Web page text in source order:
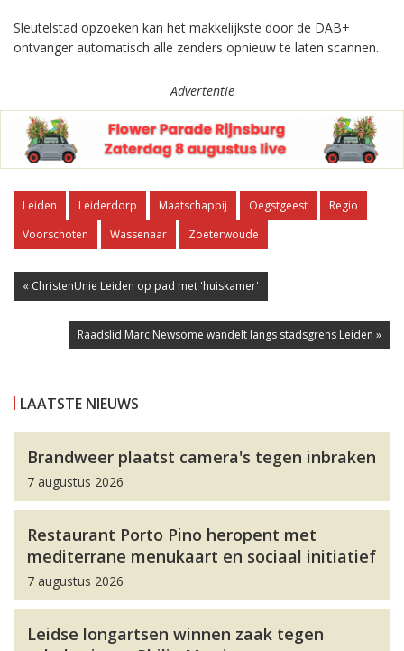
Sleutelstad opzoeken kan het makkelijkste door de DAB+
ontvanger automatisch alle zenders opnieuw te laten scannen.
Advertentie
Leiden Leiderdorp Maatschappij Oegstgeest
Regio
Voorschoten
Wassenaar Zoeterwoude
« ChristenUnie Leiden op pad met 'huiskamer'
Raadslid Marc Newsome wandelt langs stadsgrens Leiden »
LAATSTE NIEUWS
Brandweer plaatst camera's tegen inbraken
7 augustus 2026
Restaurant Porto Pino heropent met
mediterrane menukaart en sociaal initiatief
7 augustus 2026
Leidse longartsen winnen zaak tegen